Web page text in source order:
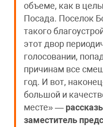
объеме, как в
Посада. Поселок
такого
этот двор
голосовании,
причинам все
год. И вот,
большой и
месте» —
заместитель